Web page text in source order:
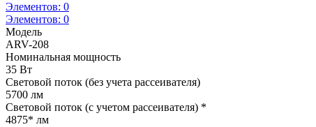
Элементов: 0
Элементов: 0
Модель
ARV-208
Номинальная мощность
35 Вт
Световой поток (без учета рассеивателя)
5700 лм
Световой поток (с учетом рассеивателя) *
4875* лм